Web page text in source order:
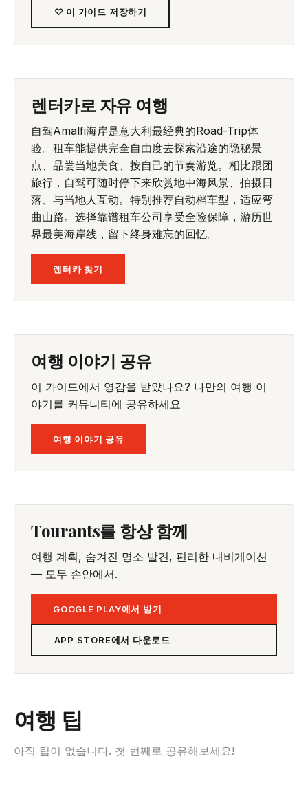
♡ 이 가이드 저장하기
렌터카로 자유 여행
自驾Amalfi海岸是意大利最经典的Road-Trip体
验。租车能提供完全自由度去探索沿途的隐秘景
点、品尝当地美食、按自己的节奏游览。相比跟团
旅行，自驾可随时停下来欣赏地中海风景、拍摄日
落、与当地人互动。特别推荐自动档车型，适应弯
曲山路。选择靠谱租车公司享受全险保障，游历世
界最美海岸线，留下终身难忘的回忆。
렌터카 찾기
여행 이야기 공유
이 가이드에서 영감을 받았나요? 나만의 여행 이
야기를 커뮤니티에 공유하세요
여행 이야기 공유
Tourants를 항상 함께
여행 계획, 숨겨진 명소 발견, 편리한 내비게이션
— 모두 손안에서.
GOOGLE PLAY에서 받기
APP STORE에서 다운로드
여행 팁
아직 팁이 없습니다. 첫 번째로 공유해보세요!